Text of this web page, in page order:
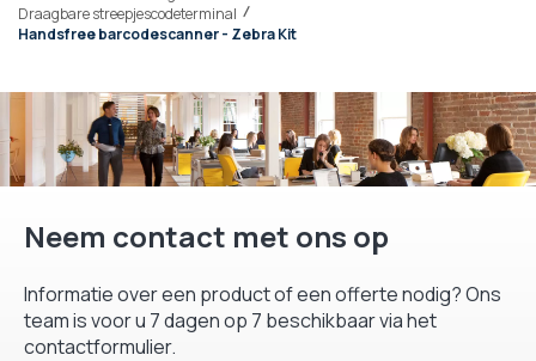
Draagbare streepjescodeterminal
Handsfree barcodescanner - Zebra Kit
Neem contact met ons op
Informatie over een product of een offerte nodig? Ons
team is voor u 7 dagen op 7 beschikbaar via het
contactformulier.